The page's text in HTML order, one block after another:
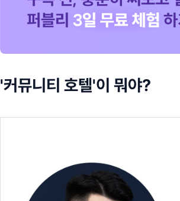
'커뮤니티 호텔'이 뭐야?